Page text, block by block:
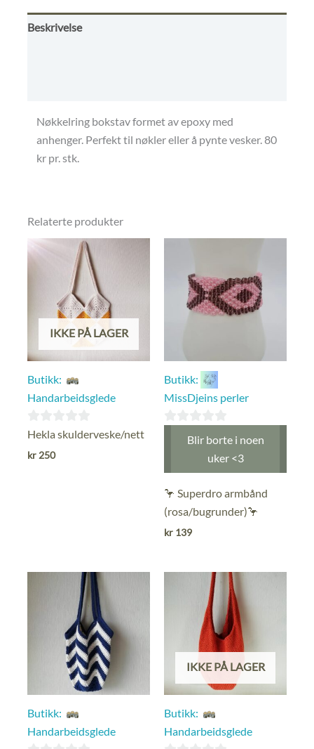
Beskrivelse
Nøkkelring bokstav formet av epoxy med
anhenger. Perfekt til nøkler eller å pynte vesker. 80
kr pr. stk.
Relaterte produkter
IKKE PÅ LAGER
Butikk:
Handarbeidsglede
0
ut
Hekla skulderveske/nett
kr 250
Butikk:
MissDjeins perler
Blir borte i noen
uker <3
🦩 Superdro armbånd
(rosa/bugrunder)🦩
kr 139
Butikk:
Handarbeidsglede
IKKE PÅ LAGER
Butikk:
Handarbeidsglede